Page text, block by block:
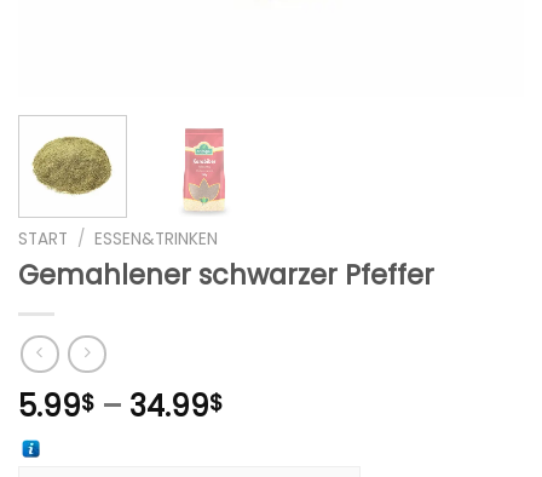
START / ESSEN&TRINKEN
Gemahlener schwarzer Pfeffer
5.99$ – 34.99$Preisspanne: